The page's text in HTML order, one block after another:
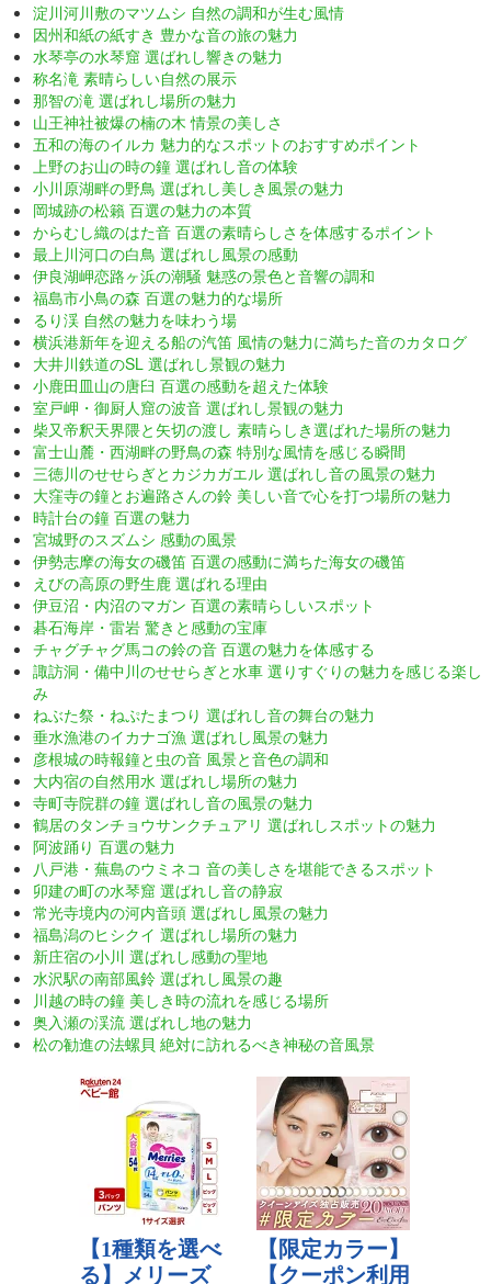
淀川河川敷のマツムシ 自然の調和が生む風情
因州和紙の紙すき 豊かな音の旅の魅力
水琴亭の水琴窟 選ばれし響きの魅力
称名滝 素晴らしい自然の展示
那智の滝 選ばれし場所の魅力
山王神社被爆の楠の木 情景の美しさ
五和の海のイルカ 魅力的なスポットのおすすめポイント
上野のお山の時の鐘 選ばれし音の体験
小川原湖畔の野鳥 選ばれし美しき風景の魅力
岡城跡の松籟 百選の魅力の本質
からむし織のはた音 百選の素晴らしさを体感するポイント
最上川河口の白鳥 選ばれし風景の感動
伊良湖岬恋路ヶ浜の潮騒 魅惑の景色と音響の調和
福島市小鳥の森 百選の魅力的な場所
るり渓 自然の魅力を味わう場
横浜港新年を迎える船の汽笛 風情の魅力に満ちた音のカタログ
大井川鉄道のSL 選ばれし景観の魅力
小鹿田皿山の唐臼 百選の感動を超えた体験
室戸岬・御厨人窟の波音 選ばれし景観の魅力
柴又帝釈天界隈と矢切の渡し 素晴らしき選ばれた場所の魅力
富士山麓・西湖畔の野鳥の森 特別な風情を感じる瞬間
三徳川のせせらぎとカジカガエル 選ばれし音の風景の魅力
大窪寺の鐘とお遍路さんの鈴 美しい音で心を打つ場所の魅力
時計台の鐘 百選の魅力
宮城野のスズムシ 感動の風景
伊勢志摩の海女の磯笛 百選の感動に満ちた海女の磯笛
えびの高原の野生鹿 選ばれる理由
伊豆沼・内沼のマガン 百選の素晴らしいスポット
碁石海岸・雷岩 驚きと感動の宝庫
チャグチャグ馬コの鈴の音 百選の魅力を体感する
諏訪洞・備中川のせせらぎと水車 選りすぐりの魅力を感じる楽し
み
ねぶた祭・ねぷたまつり 選ばれし音の舞台の魅力
垂水漁港のイカナゴ漁 選ばれし風景の魅力
彦根城の時報鐘と虫の音 風景と音色の調和
大内宿の自然用水 選ばれし場所の魅力
寺町寺院群の鐘 選ばれし音の風景の魅力
鶴居のタンチョウサンクチュアリ 選ばれしスポットの魅力
阿波踊り 百選の魅力
八戸港・蕪島のウミネコ 音の美しさを堪能できるスポット
卯建の町の水琴窟 選ばれし音の静寂
常光寺境内の河内音頭 選ばれし風景の魅力
福島潟のヒシクイ 選ばれし場所の魅力
新庄宿の小川 選ばれし感動の聖地
水沢駅の南部風鈴 選ばれし風景の趣
川越の時の鐘 美しき時の流れを感じる場所
奥入瀬の渓流 選ばれし地の魅力
松の勧進の法螺貝 絶対に訪れるべき神秘の音風景